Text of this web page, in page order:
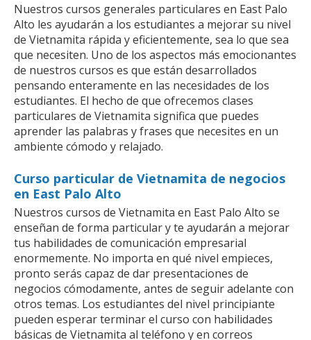
Nuestros cursos generales particulares en East Palo
Alto les ayudarán a los estudiantes a mejorar su nivel
de Vietnamita rápida y eficientemente, sea lo que sea
que necesiten. Uno de los aspectos más emocionantes
de nuestros cursos es que están desarrollados
pensando enteramente en las necesidades de los
estudiantes. El hecho de que ofrecemos clases
particulares de Vietnamita significa que puedes
aprender las palabras y frases que necesites en un
ambiente cómodo y relajado.
Curso particular de Vietnamita de negocios
en East Palo Alto
Nuestros cursos de Vietnamita en East Palo Alto se
enseñan de forma particular y te ayudarán a mejorar
tus habilidades de comunicación empresarial
enormemente. No importa en qué nivel empieces,
pronto serás capaz de dar presentaciones de
negocios cómodamente, antes de seguir adelante con
otros temas. Los estudiantes del nivel principiante
pueden esperar terminar el curso con habilidades
básicas de Vietnamita al teléfono y en correos